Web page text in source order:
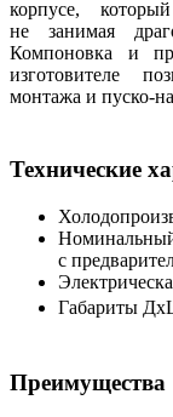
корпусе,
не занимая
Компоновка и
изготовителе
монтажа и пуско-
Технические
с
Габариты
Преимущества